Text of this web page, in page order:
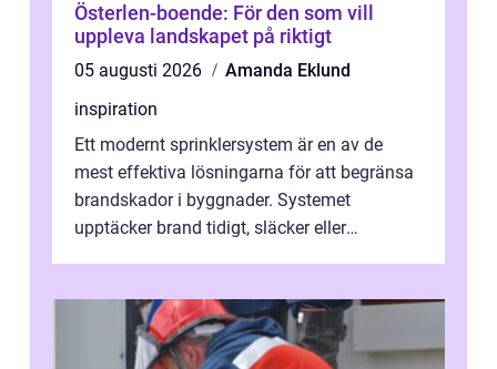
Österlen-boende: För den som vill
uppleva landskapet på riktigt
05 augusti 2026
Amanda Eklund
inspiration
Ett modernt sprinklersystem är en av de
mest effektiva lösningarna för att begränsa
brandskador i byggnader. Systemet
upptäcker brand tidigt, släcker eller